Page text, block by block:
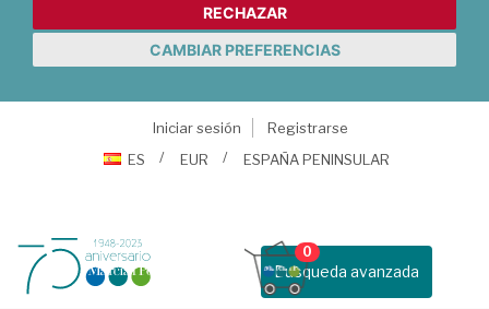
RECHAZAR
CAMBIAR PREFERENCIAS
Iniciar sesión
Registrarse
ES
EUR ESPAÑA PENINSULAR
Busqueda avanzada
0